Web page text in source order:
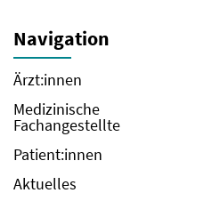
Navigation
Ärzt:innen
Medizinische
Fachangestellte
Patient:innen
Aktuelles